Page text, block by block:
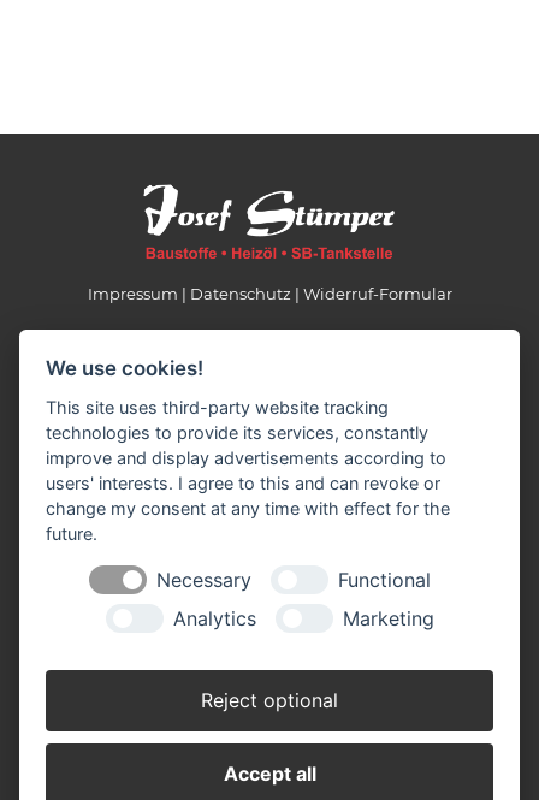
Impressum Datenschutz Widerruf-Formular
Cookie-Einstellungen ändern
Josef Stümper GmbH
Baustoffe-Bauelemente-Heizöl
Zeithstraße 318
53819 Neunkirchen-Seelscheid
Tel.: 02247/9766-0
info(at)stuemper-baustoffe.de
Öffnungszeiten
Montag - Freitag 07.30 - 17.30 Uhr
Samstag 08.00 - 12.30 Uhr
We use cookies!
This site uses third-party website tracking
technologies to provide its services, constantly
improve and display advertisements according to
users' interests. I agree to this and can revoke or
change my consent at any time with effect for the
future.
Necessary
Functional
Analytics
Marketing
Reject optional
Accept all